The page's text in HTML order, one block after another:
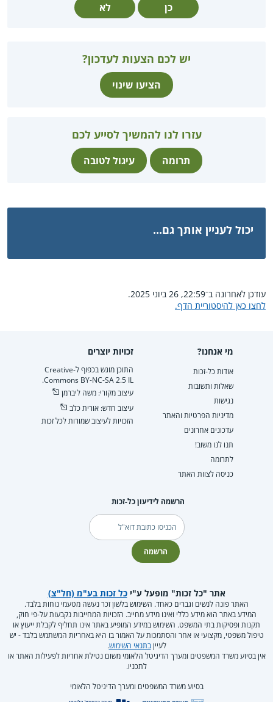
כן לא
יש לכם הצעות לעדכון?
הציעו שינוי
עזרו לנו להמשיך לסייע לכם
תרומה עיגול לטובה
יכול לעניין אותך גם...
עודכן לאחרונה ב־22:59, 26 ביוני 2025.
לחצו כאן להיסטוריית הדף.
מי אנחנו?
אודות כל-זכות
שאלות ותשובות
נגישות
מדיניות הפרטיות והאתר
עדכונים אחרונים
תנו לנו משוב!
לתרומה
כניסה לצוות האתר
זכויות יוצרים
התוכן מוגש בכפוף ל-Creative
Commons BY-NC-SA 2.5 IL.
עיצוב מקורי: משה ליברמן
עיצוב חדש: אורית כלב
הזכויות לעיצוב שמורות לכל זכות
הרשמה לידיעון כל-זכות
דוא"ל
הרשמה
אתר "כל זכות" מופעל ע"יכל זכות בע"מ (חל"צ)
האתר פונה לנשים וגברים כאחד. השימוש בלשון זכר נעשה מטעמי נוחות בלבד.
המידע באתר הוא מידע כללי ואינו מידע מחייב. הזכויות המחייבות נקבעות על-פי חוק,
תקנות ופסיקות בתי המשפט. השימוש במידע המופיע באתר אינו תחליף לקבלת ייעוץ או
טיפול משפטי, מקצועי או אחר והסתמכות על האמור בו היא באחריות המשתמש בלבד - יש
לעייןבתנאי השימוש.
אין בסיוע משרד המשפטים ומערך הדיגיטל הלאומי משום נטילת אחריות לפעילות האתר או
לתכניו.
בסיוע משרד המשפטים ומערך הדיגיטל הלאומי